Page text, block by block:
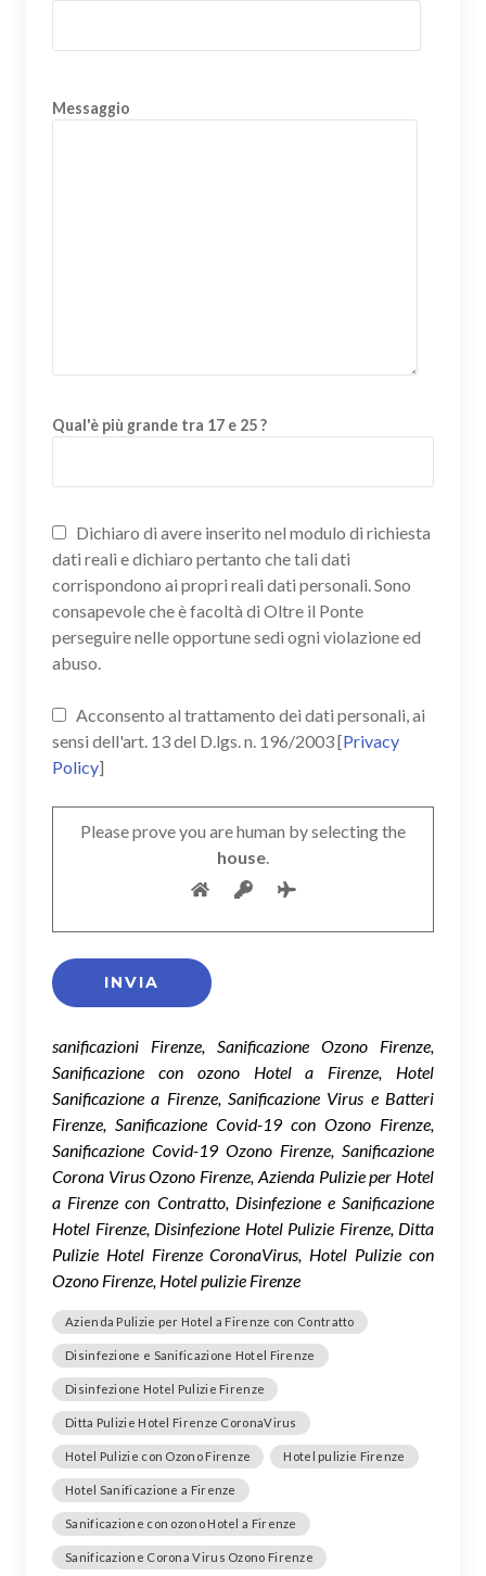
Messaggio
Qual'è più grande tra 17 e 25 ?
Dichiaro di avere inserito nel modulo di richiesta
dati reali e dichiaro pertanto che tali dati
corrispondono ai propri reali dati personali. Sono
consapevole che è facoltà di Oltre il Ponte
perseguire nelle opportune sedi ogni violazione ed
abuso.
Acconsento al trattamento dei dati personali, ai
sensi dell'art. 13 del D.lgs. n. 196/2003 [Privacy
Policy]
Please prove you are human by selecting the
house.
sanificazioni Firenze, Sanificazione Ozono Firenze,
Sanificazione con ozono Hotel a Firenze, Hotel
Sanificazione a Firenze, Sanificazione Virus e Batteri
Firenze, Sanificazione Covid-19 con Ozono Firenze,
Sanificazione Covid-19 Ozono Firenze, Sanificazione
Corona Virus Ozono Firenze, Azienda Pulizie per Hotel
a Firenze con Contratto, Disinfezione e Sanificazione
Hotel Firenze, Disinfezione Hotel Pulizie Firenze, Ditta
Pulizie Hotel Firenze CoronaVirus, Hotel Pulizie con
Ozono Firenze, Hotel pulizie Firenze
Azienda Pulizie per Hotel a Firenze con Contratto
Disinfezione e Sanificazione Hotel Firenze
Disinfezione Hotel Pulizie Firenze
Ditta Pulizie Hotel Firenze CoronaVirus
Hotel Pulizie con Ozono Firenze Hotel pulizie Firenze
Hotel Sanificazione a Firenze
Sanificazione con ozono Hotel a Firenze
Sanificazione Corona Virus Ozono Firenze